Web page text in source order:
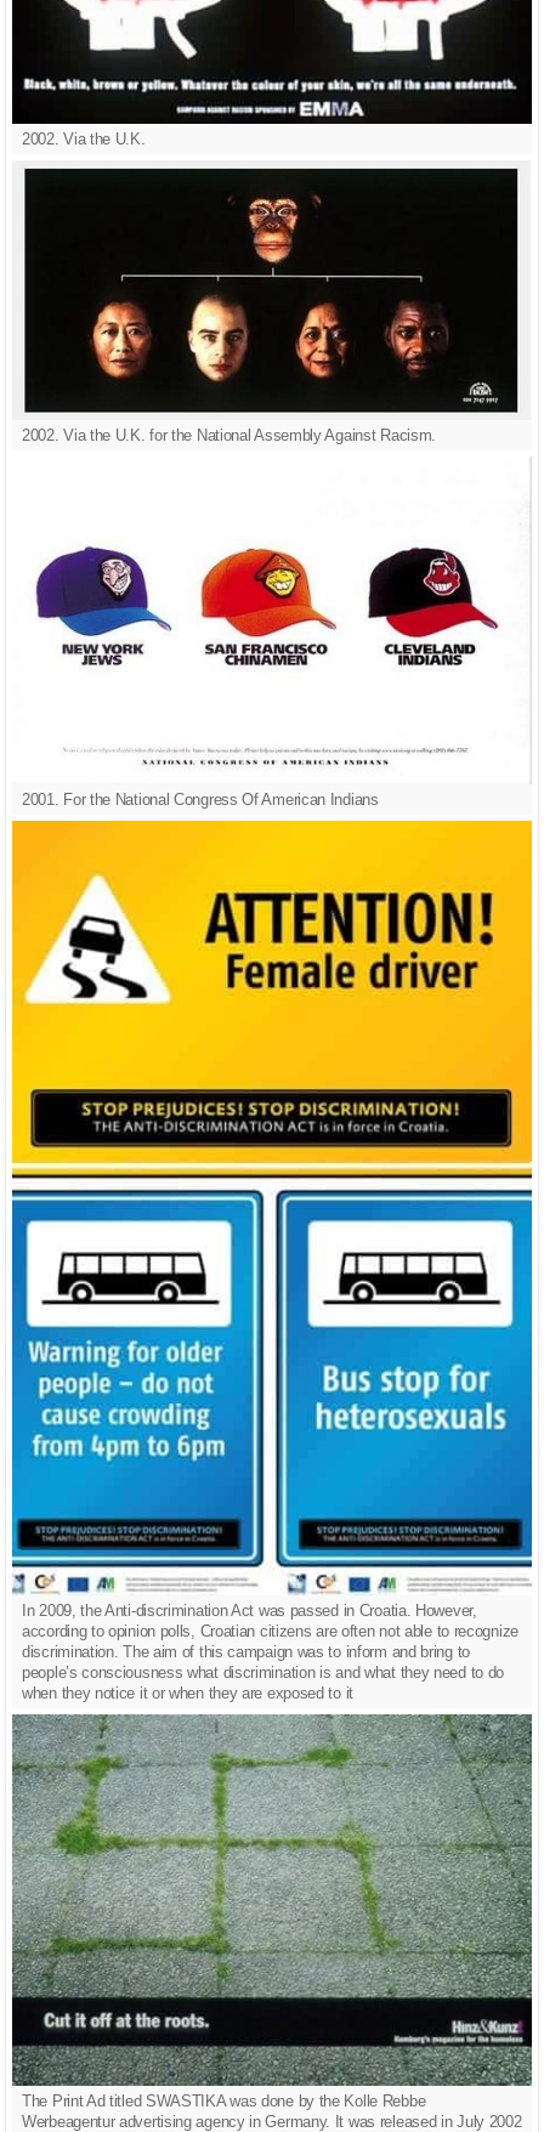
2002. Via the U.K.
2002. Via the U.K. for the National Assembly Against Racism.
2001. For the National Congress Of American Indians
In 2009, the Anti-discrimination Act was passed in Croatia. However,
according to opinion polls, Croatian citizens are often not able to recognize
discrimination. The aim of this campaign was to inform and bring to
people’s consciousness what discrimination is and what they need to do
when they notice it or when they are exposed to it
The Print Ad titled SWASTIKA was done by the Kolle Rebbe
Werbeagentur advertising agency in Germany. It was released in July 2002